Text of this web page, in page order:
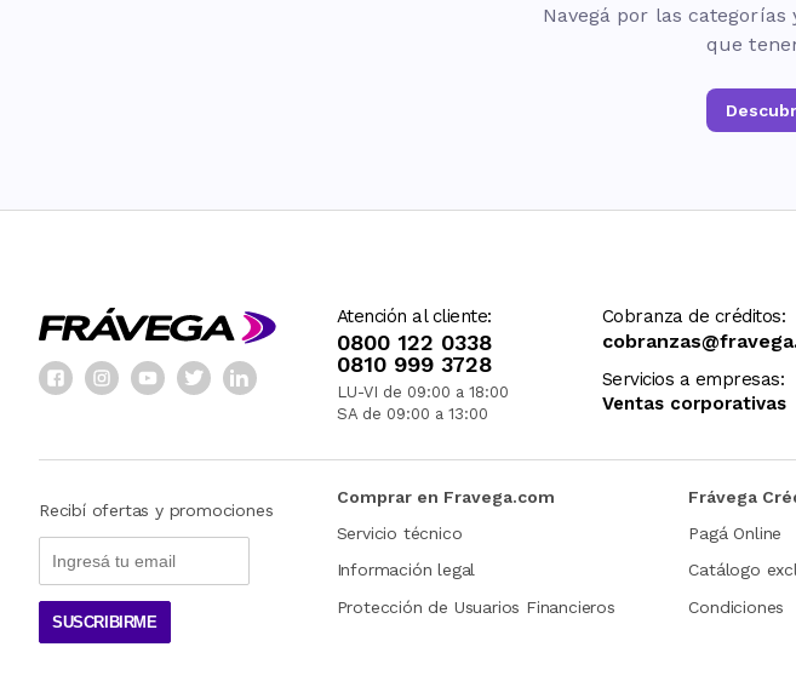
Navegá por las
que
Atención al cliente:
0800 122 0338
0810 999 3728
LU-VI de 09:00 a 18:00
SA de 09:00 a 13:00
Cobranza de créditos:
Servicios a empresas:
Ventas corporativas
Recibí ofertas y promociones
SUSCRIBIRME
Comprar en Fravega.com
Servicio técnico
Información legal
Protección de Usuarios Financieros
Frávega
Pagá Online
Catálogo
Condiciones